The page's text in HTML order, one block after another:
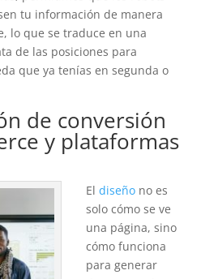
tu información de manera
lo que se traduce en una
de las posiciones para
que ya tenías en segunda o
de conversión
y plataformas
El diseñono es
solo cómo se ve
una página, sino
cómo funciona
para generar